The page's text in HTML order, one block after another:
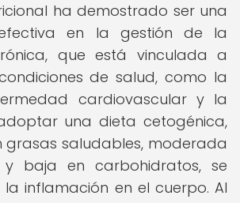
ha demostrado ser una
en la gestión de la
que está vinculada a
de salud, como la
cardiovascular y la
una dieta cetogénica,
grasas saludables, moderada
baja en carbohidratos, se
inflamación en el cuerpo. Al